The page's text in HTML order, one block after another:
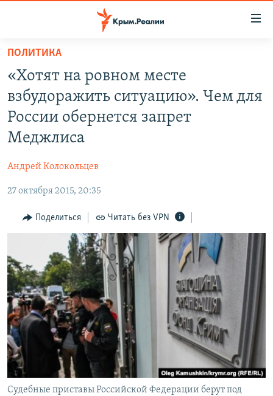
Вернуться
основному
содержанию
Вернутся
главной
Вернутся
СПЕЦПРОЕКТЫ
ВОДА
ИСТОРИЯ
ИНТЕРАКТИВ
ИНФОГРАФИКА
ТЕЛЕПРОЕКТ КРЫМ.РЕАЛИИ
СОВЕТЫ ПРАВОЗАЩИТНИКОВ
ПРОПАВШИЕ БЕЗ ВЕСТИ
ПОБЕДИТЕЛЕЙ НЕ СУДЯТ?
КРЫМ.НЕПОКОРЕННЫЙ
ELIFBE
УКРАИНСКАЯ ПРОБЛЕМА КРЫМА
РАДІО СВОБОДА
КАК ОБОЙТИ БЛОКИРОВКУ
Qırımtatar
ПРИСОЕДИНЯЙТЕСЬ!
Все сайты RFE/RL
ПОЛИТИКА
«Хотят на ровном месте
взбудоражить ситуацию». Чем для
России обернется запрет
Меджлиса
Андрей Колокольцев
27 октября 2015, 20:35
Поделиться Читать без VPN
Судебные приставы Российской Федерации берут под